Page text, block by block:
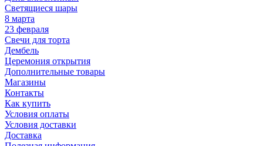
Светящиеся шары
8 марта
23 февраля
Свечи для торта
Дембель
Церемония открытия
Дополнительные товары
Магазины
Контакты
Как купить
Условия оплаты
Условия доставки
Доставка